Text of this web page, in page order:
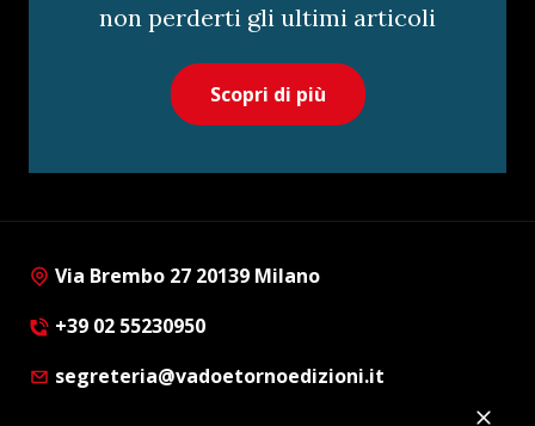
non perderti gli ultimi articoli
Scopri di più
Via Brembo 27 20139 Milano
+39 02 55230950
segreteria@vadoetornoedizioni.it